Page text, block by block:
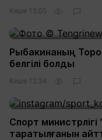
Кеше 15:05
Рыбакинаның
белгілі болды
Кеше 12:34
Спорт
таратылғанын